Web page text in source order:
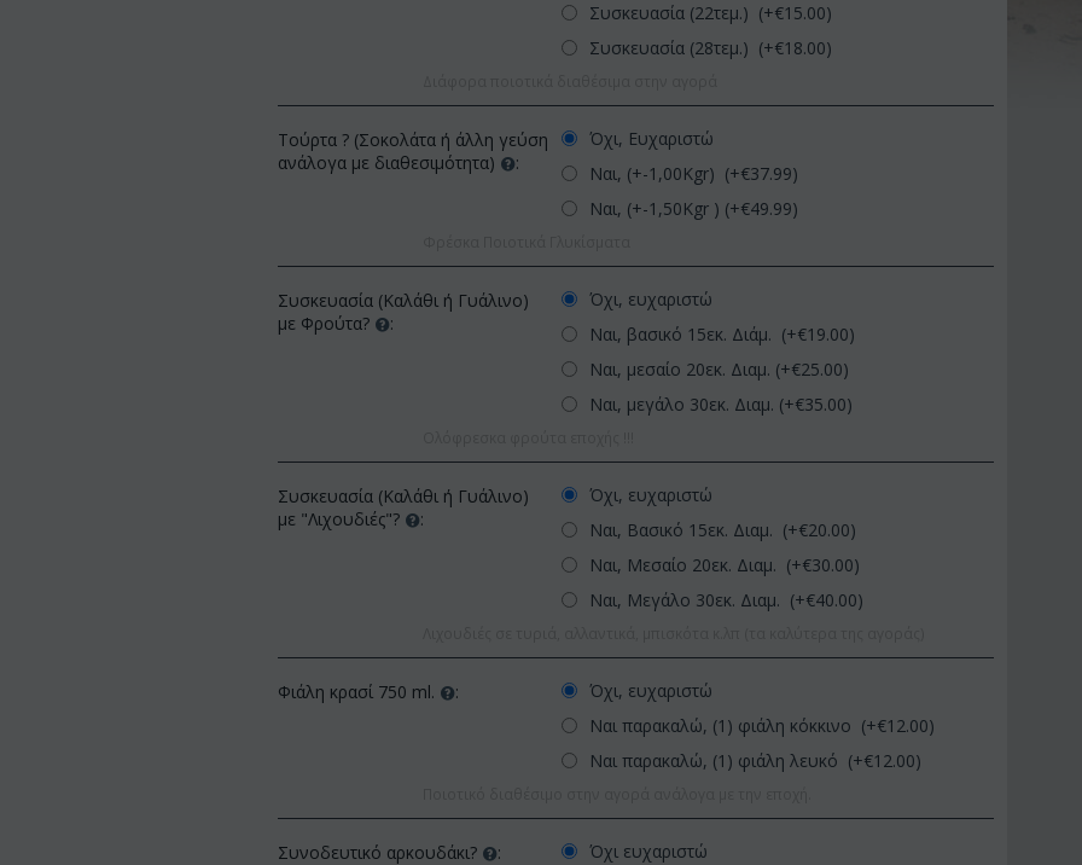
Έκπτωση 12%
Ορχιδέα φαλαίνοψις φυτό "(1)
(21) τριαντάφυλλα 60-70 εκ.
(διάφορα χρώμ...
ΚΩΔΙΚΟΣ:
γυάλινο βάζο
€45.00 €39.99
Συσκευασία (22τεμ.) (+€15.00)
Συσκευασία (28τεμ.) (+€18.00)
Τούρτα ? (Σοκολάτα ή άλλη γεύση
ανάλογα με διαθεσιμότητα)
:
Όχι, Ευχαριστώ
Ναι, (+-1,00Kgr) (+€37.99)
Ναι, (+-1,50Kgr ) (+€49.99)
Συσκευασία (Καλάθι ή Γυάλινο)
με Φρούτα?
:
Όχι, ευχαριστώ
Ναι, βασικό 15εκ. Διάμ. (+€19.00)
Ναι, μεσαίο 20εκ. Διαμ. (+€25.00)
Ναι, μεγάλο 30εκ. Διαμ. (+€35.00)
Συσκευασία (Καλάθι ή Γυάλινο)
με "Λιχουδιές"?
:
Όχι, ευχαριστώ
Ναι, Βασικό 15εκ. Διαμ. (+€20.00)
Ναι, Μεσαίο 20εκ. Διαμ. (+€30.00)
Ναι, Μεγάλο 30εκ. Διαμ. (+€40.00)
Φιάλη κρασί 750 ml. :
Όχι, ευχαριστώ
Ναι παρακαλώ, (1) φιάλη κόκκινο (+€12.00)
Ναι παρακαλώ, (1) φιάλη λευκό (+€12.00)
Συνοδευτικό αρκουδάκι? :
Όχι ευχαριστώ